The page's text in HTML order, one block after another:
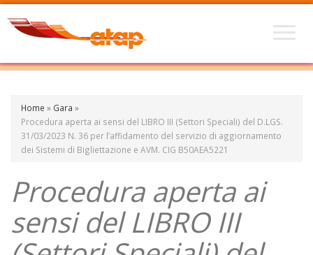
Home » Gara »
Procedura aperta ai sensi del LIBRO III (Settori Speciali) del D.LGS.
31/03/2023 N. 36 per l’affidamento del servizio di aggiornamento
dei Sistemi di Bigliettazione e AVM. CIG B50AEA5221
Procedura aperta ai
sensi del LIBRO III